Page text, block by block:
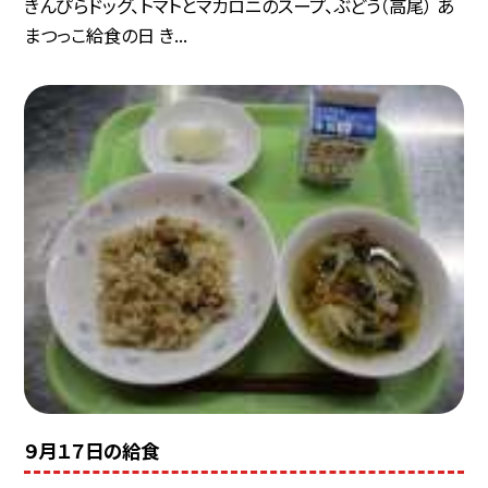
きんぴらドッグ、トマトとマカロニのスープ、ぶどう（高尾） あ
まつっこ給食の日 き...
９月１７日の給食